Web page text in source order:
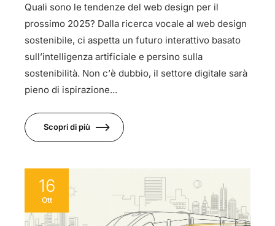
Quali sono le tendenze del web design per il
prossimo 2025? Dalla ricerca vocale al web design
sostenibile, ci aspetta un futuro interattivo basato
sull’intelligenza artificiale e persino sulla
sostenibilità. Non c’è dubbio, il settore digitale sarà
pieno di ispirazione...
Scopri di più
16
Ott